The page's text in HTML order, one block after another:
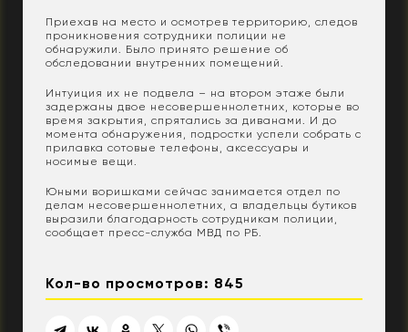
Приехав на место и осмотрев территорию, следов
проникновения сотрудники полиции не
обнаружили. Было принято решение об
обследовании внутренних помещений.
Интуиция их не подвела – на втором этаже были
задержаны двое несовершеннолетних, которые во
время закрытия, спрятались за диванами. И до
момента обнаружения, подростки успели собрать с
прилавка сотовые телефоны, аксессуары и
носимые вещи.
Юными воришками сейчас занимается отдел по
делам несовершеннолетних, а владельцы бутиков
выразили благодарность сотрудникам полиции,
сообщает пресс-служба МВД по РБ.
Кол-во просмотров: 845